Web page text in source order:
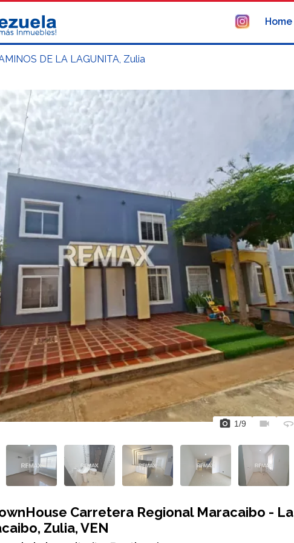
Home
DE LA LAGUNITA, Zulia
photo_camera 1/9 videocam 360
Carretera Regional Maracaibo - La
Zulia, VEN